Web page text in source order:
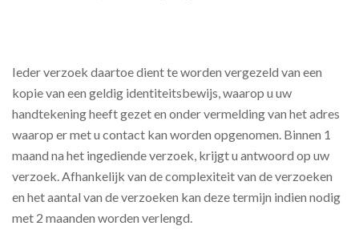
Ieder verzoek daartoe dient te worden vergezeld van een
kopie van een geldig identiteitsbewijs, waarop u uw
handtekening heeft gezet en onder vermelding van het adres
waarop er met u contact kan worden opgenomen. Binnen 1
maand na het ingediende verzoek, krijgt u antwoord op uw
verzoek. Afhankelijk van de complexiteit van de verzoeken
en het aantal van de verzoeken kan deze termijn indien nodig
met 2 maanden worden verlengd.